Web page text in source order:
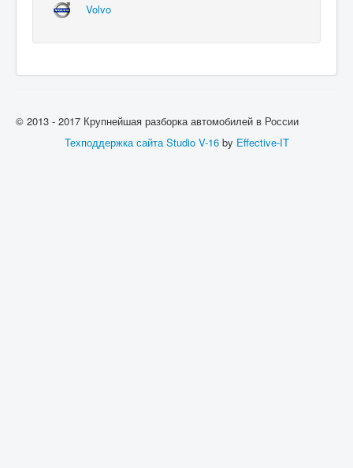
Volvo
© 2013 - 2017 Крупнейшая разборка автомобилей в России
Техподдержка сайта Studio V-16by Effective-IT